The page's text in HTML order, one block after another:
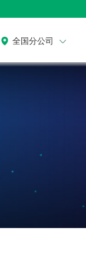
全国分公司